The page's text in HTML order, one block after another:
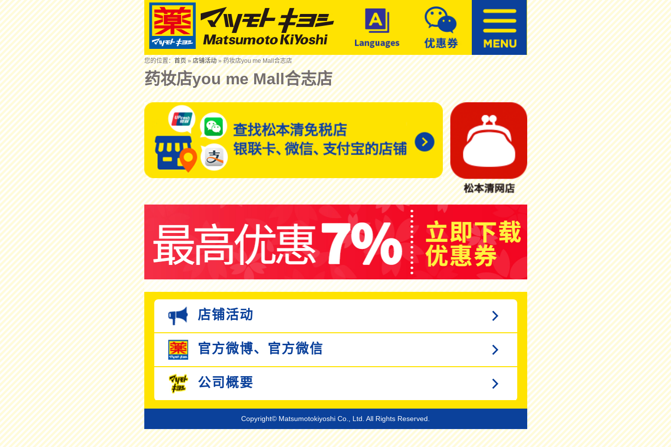
您的位置：首页»店铺活动» 药妆店you me Mall合志店
药妆店you me Mall合志店
店铺活动
官方微博、 官方微信
公司概要
Copyright© Matsumotokiyoshi Co., Ltd. All Rights Reserved.